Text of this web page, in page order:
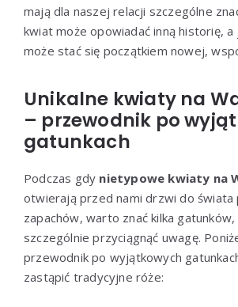
mają dla naszej relacji szczególne
kwiat może opowiadać inną historię,
może stać się początkiem nowej,
Unikalne kwiaty na
– przewodnik po
gatunkach
Podczas gdy nietypowe kwiaty na
otwierają przed nami drzwi do świata
zapachów, warto znać kilka
szczególnie przyciągnąć uwagę.
przewodnik po wyjątkowych
zastąpić tradycyjne róże: